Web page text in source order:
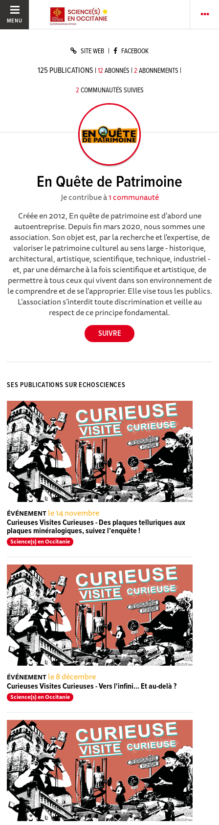
MENU
SITE WEB | FACEBOOK
125 PUBLICATIONS | 12 ABONNÉS | 2 ABONNEMENTS |
2 COMMUNAUTÉS SUIVIES
En Quête de Patrimoine
Je contribue à1 communauté
Créée en 2012, En quête de patrimoine est d'abord une
autoentreprise. Depuis fin mars 2020, nous sommes une
association. Son objet est, par la recherche et l'expertise, de
valoriser le patrimoine culturel au sens large - historique,
architectural, artistique, scientifique, technique, industriel -
et, par une démarche à la fois scientifique et artistique, de
permettre à tous ceux qui vivent dans son environnement de
le comprendre et de se l'approprier. Elle vise tous les publics.
L’association s’interdit toute discrimination et veille au
respect de ce principe fondamental.
SES PUBLICATIONS SUR ECHOSCIENCES
ÉVÉNEMENT le 14 novembre
Curieuses Visites Curieuses - Des plaques telluriques aux
plaques minéralogiques, suivez l’enquête !
Science(s) en Occitanie
ÉVÉNEMENT le 8 décembre
Curieuses Visites Curieuses - Vers l'infini... Et au-delà ?
Science(s) en Occitanie